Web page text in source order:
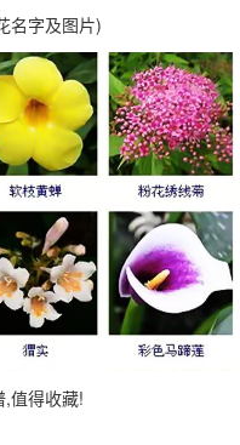
名字及图片)
,值得收藏!